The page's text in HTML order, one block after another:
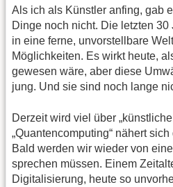
Als ich als Künstler anfing, gab
Dinge noch nicht. Die letzten
in eine ferne, unvorstellbare
Möglichkeiten. Es wirkt heute,
gewesen wäre, aber diese
jung. Und sie sind noch lange
Derzeit wird viel über
„Quantencomputing“ nähert
Bald werden wir wieder von
sprechen müssen. Einem
Digitalisierung, heute so